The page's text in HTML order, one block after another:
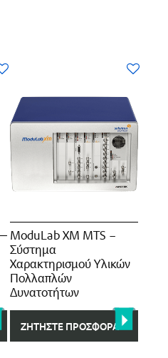
ModuLab XM MTS –
Σύστημα
Χαρακτηρισμού Υλικών
Πολλαπλών
Δυνατοτήτων
ΖΗΤΉΣΤΕ ΠΡΟΣΦΟΡΆ